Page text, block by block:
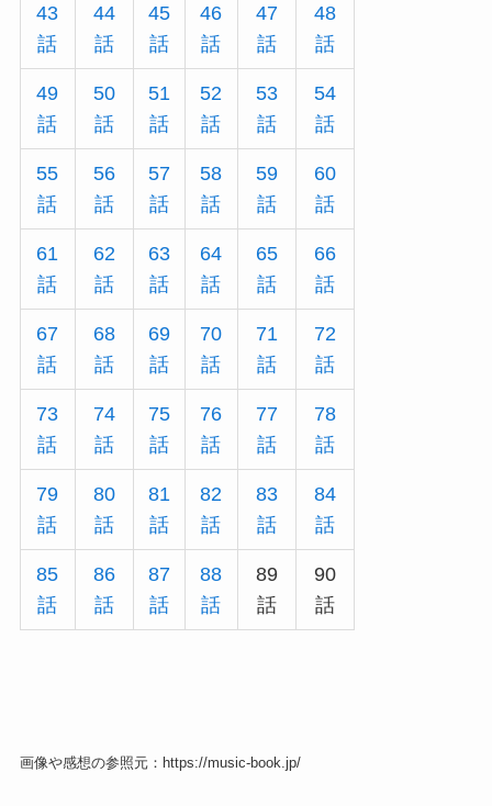
43
話
44
話
45
話
46
話
47
話
48
話
49
話
50
話
51
話
52
話
53
話
54
話
55
話
56
話
57
話
58
話
59
話
60
話
61
話
62
話
63
話
64
話
65
話
66
話
67
話
68
話
69
話
70
話
71
話
72
話
73
話
74
話
75
話
76
話
77
話
78
話
79
話
80
話
81
話
82
話
83
話
84
話
85
話
86
話
87
話
88
話
89
話
90
話
画像や感想の参照元：https://music-book.jp/